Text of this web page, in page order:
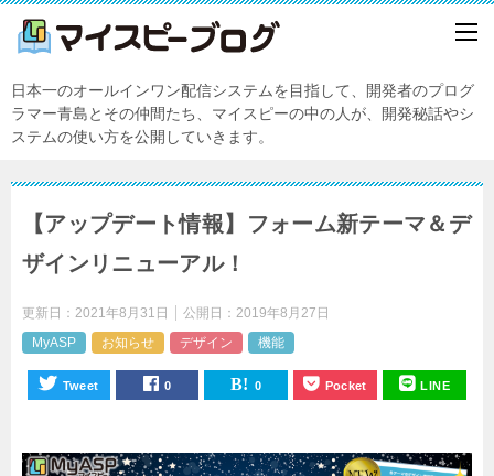
日本一のオールインワン配信システムを目指して、開発者のプログ
ラマー青島とその仲間たち、マイスピーの中の人が、開発秘話やシ
ステムの使い方を公開していきます。
【アップデート情報】フォーム新テーマ＆デ
ザインリニューアル！
更新日： 2021年8月31日 公開日： 2019年8月27日
MyASP
お知らせ デザイン 機能
Tweet 0 0 Pocket LINE